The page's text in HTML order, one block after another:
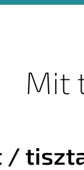
Mit
/